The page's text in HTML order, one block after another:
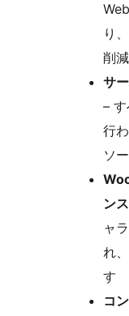
り
削
サ
–
行
ソ
ン
ャ
れ
す
コ